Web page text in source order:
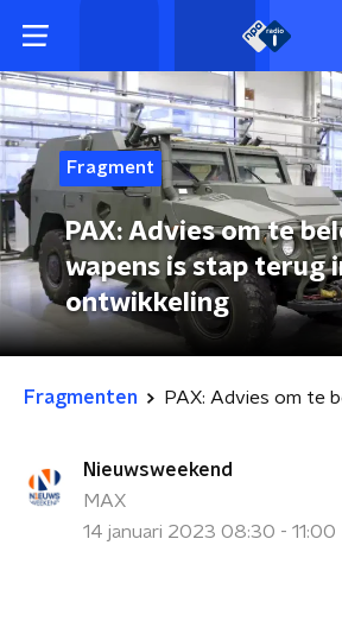
Fragment
PAX: Advies om te
wapens is stap terug
ontwikkeling
Fragmenten
Nieuwsweekend
MAX
14 januari 2023 08:30 - 11:00